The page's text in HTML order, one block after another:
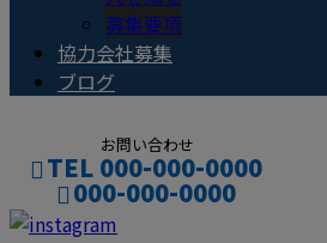
募集要項
協力会社募集
ブログ
お問い合わせ
TEL 000-000-0000
000-000-0000